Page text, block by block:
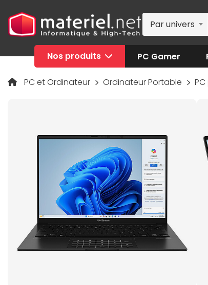
Par univers
Nos produits PC Gamer
PC et Ordinateur Ordinateur Portable